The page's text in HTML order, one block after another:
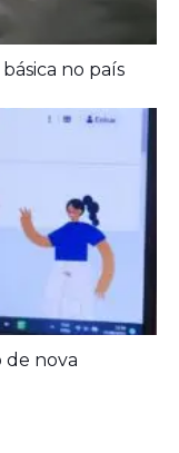
no país
nova